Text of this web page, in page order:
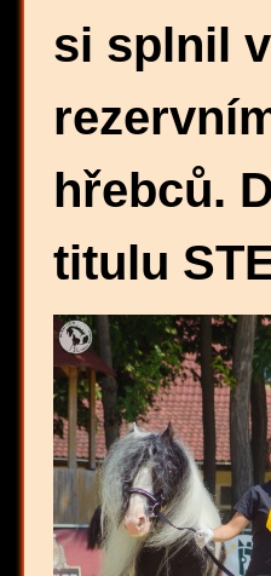
si splnil
hřebců.
titulu